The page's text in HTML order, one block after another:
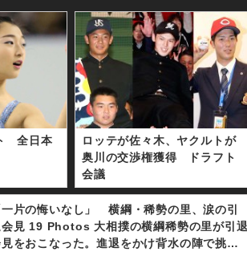
全日本
ロッテが佐々木、ヤクルトが
奥川の交渉権獲得 ドラフト
会議
一片の悔いなし」 横綱・稀勢の里、涙の引
見 19 Photos 大相撲の横綱稀勢の里が引
をおこなった。進退をかけ背水の陣で挑ん